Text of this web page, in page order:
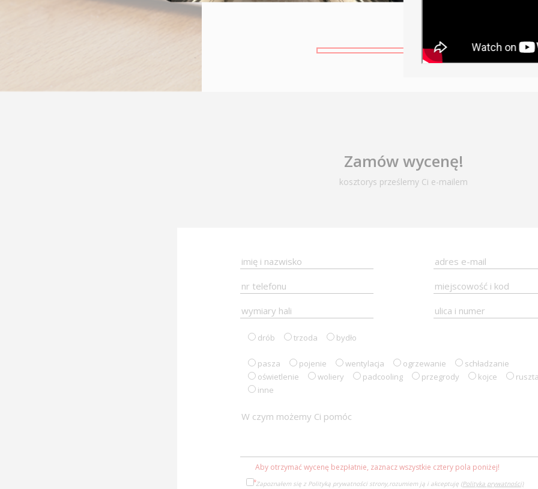
Zamów wycenę!
kosztorys prześlemy Ci e-mailem
drób trzoda bydło
pasza pojenie wentylacja ogrzewanie
schładzanie
oświetlenie
woliery padcooling przegrody kojce
ruszta
inne
Aby otrzymać wycenę bezpłatnie, zaznacz wszystkie cztery pola poniżej!
Zapoznałem się z Polityką prywatności strony,rozumiem ją i akceptuję (Polityka prywatności)